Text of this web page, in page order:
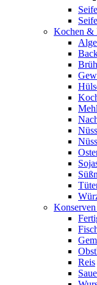
Seife
Kochen &
Mehl
Reis